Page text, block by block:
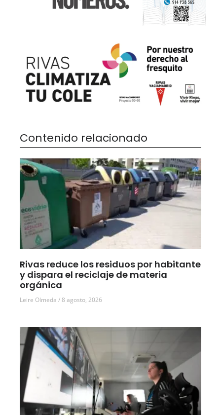
Contenido relacionado
Rivas reduce los residuos por habitante
y dispara el reciclaje de materia
orgánica
Leire Olmeda 8 agosto, 2026